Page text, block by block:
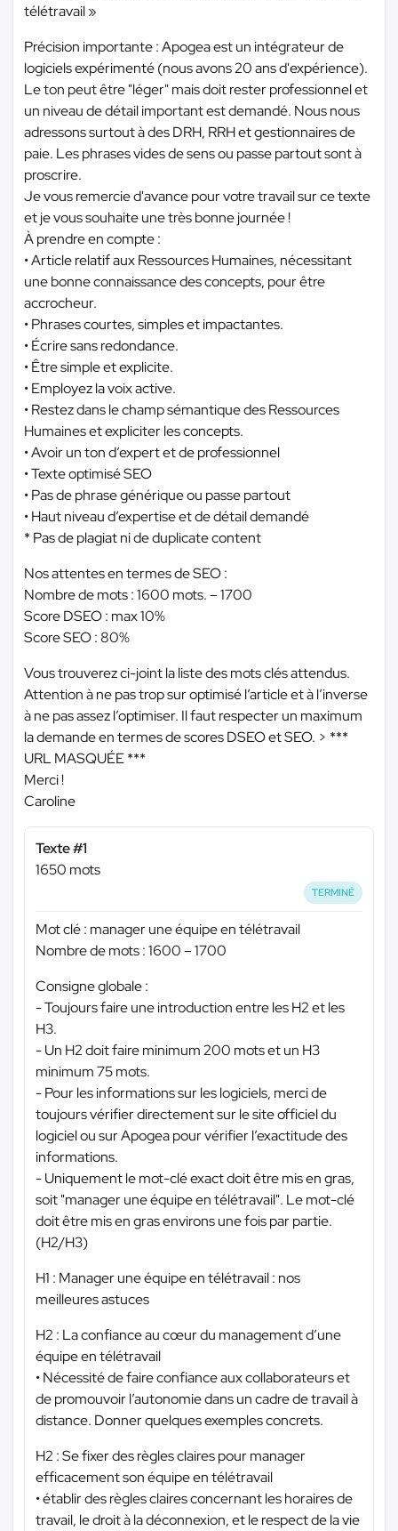
télétravail »
Précision importante : Apogea est un intégrateur de
logiciels expérimenté (nous avons 20 ans d'expérience).
Le ton peut être "léger" mais doit rester professionnel et
un niveau de détail important est demandé. Nous nous
adressons surtout à des DRH, RRH et gestionnaires de
paie. Les phrases vides de sens ou passe partout sont à
proscrire.
Je vous remercie d'avance pour votre travail sur ce texte
et je vous souhaite une très bonne journée !
À prendre en compte :
• Article relatif aux Ressources Humaines, nécessitant
une bonne connaissance des concepts, pour être
accrocheur.
• Phrases courtes, simples et impactantes.
• Écrire sans redondance.
• Être simple et explicite.
• Employez la voix active.
• Restez dans le champ sémantique des Ressources
Humaines et expliciter les concepts.
• Avoir un ton d’expert et de professionnel
• Texte optimisé SEO
• Pas de phrase générique ou passe partout
• Haut niveau d’expertise et de détail demandé
* Pas de plagiat ni de duplicate content
Nos attentes en termes de SEO :
Nombre de mots : 1600 mots. – 1700
Score DSEO : max 10%
Score SEO : 80%
Vous trouverez ci-joint la liste des mots clés attendus.
Attention à ne pas trop sur optimisé l’article et à l’inverse
à ne pas assez l’optimiser. Il faut respecter un maximum
la demande en termes de scores DSEO et SEO. > ***
URL MASQUÉE ***
Merci !
Caroline
Texte #1
1650 mots
TERMINÉ
Mot clé : manager une équipe en télétravail
Nombre de mots : 1600 – 1700
Consigne globale :
- Toujours faire une introduction entre les H2 et les
H3.
- Un H2 doit faire minimum 200 mots et un H3
minimum 75 mots.
- Pour les informations sur les logiciels, merci de
toujours vérifier directement sur le site officiel du
logiciel ou sur Apogea pour vérifier l’exactitude des
informations.
- Uniquement le mot-clé exact doit être mis en gras,
soit "manager une équipe en télétravail". Le mot-clé
doit être mis en gras environs une fois par partie.
(H2/H3)
H1 : Manager une équipe en télétravail : nos
meilleures astuces
H2 : La confiance au cœur du management d’une
équipe en télétravail
• Nécessité de faire confiance aux collaborateurs et
de promouvoir l’autonomie dans un cadre de travail à
distance. Donner quelques exemples concrets.
H2 : Se fixer des règles claires pour manager
efficacement son équipe en télétravail
• établir des règles claires concernant les horaires de
travail, le droit à la déconnexion, et le respect de la vie